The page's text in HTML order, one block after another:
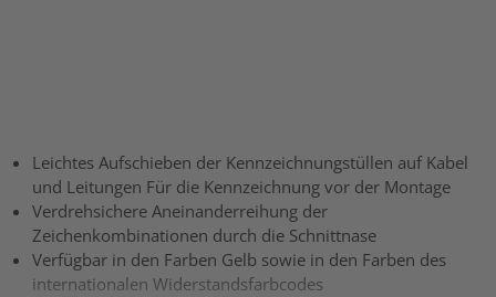
Leichtes Aufschieben der Kennzeichnungstüllen auf Kabel
und Leitungen Für die Kennzeichnung vor der Montage
Verdrehsichere Aneinanderreihung der
Zeichenkombinationen durch die Schnittnase
Verfügbar in den Farben Gelb sowie in den Farben des
internationalen Widerstandsfarbcodes